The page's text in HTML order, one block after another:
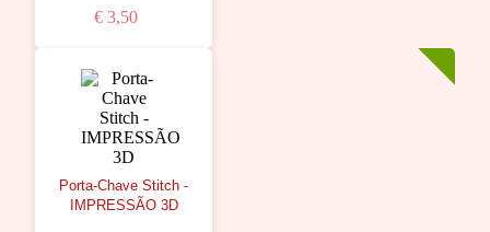
€ 3,50
Porta-Chave Stitch -
IMPRESSÃO 3D